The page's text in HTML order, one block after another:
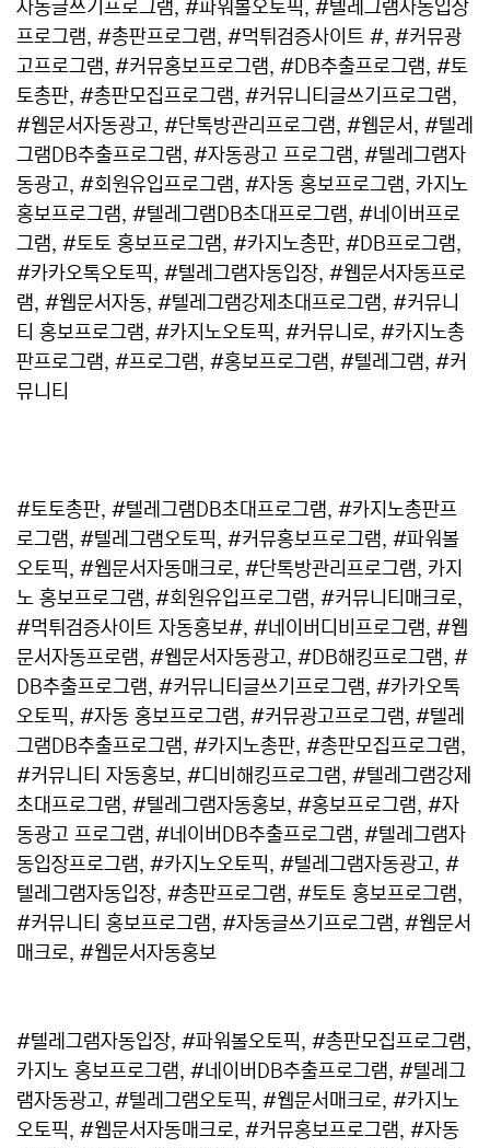
자동글쓰기프로그램, #파워볼오토픽, #텔레그램자동입장
프로그램, #총판프로그램, #먹튀검증사이트 #, #커뮤광
고프로그램, #커뮤홍보프로그램, #DB추출프로그램, #토
토총판, #총판모집프로그램, #커뮤니티글쓰기프로그램,
#웹문서자동광고, #단톡방관리프로그램, #웹문서, #텔레
그램DB추출프로그램, #자동광고 프로그램, #텔레그램자
동광고, #회원유입프로그램, #자동 홍보프로그램, 카지노
홍보프로그램, #텔레그램DB초대프로그램, #네이버프로
그램, #토토 홍보프로그램, #카지노총판, #DB프로그램,
#카카오톡오토픽, #텔레그램자동입장, #웹문서자동프로
램, #웹문서자동, #텔레그램강제초대프로그램, #커뮤니
티 홍보프로그램, #카지노오토픽, #커뮤니로, #카지노총
판프로그램, #프로그램, #홍보프로그램, #텔레그램, #커
뮤니티
#토토총판, #텔레그램DB초대프로그램, #카지노총판프
로그램, #텔레그램오토픽, #커뮤홍보프로그램, #파워볼
오토픽, #웹문서자동매크로, #단톡방관리프로그램, 카지
노 홍보프로그램, #회원유입프로그램, #커뮤니티매크로,
#먹튀검증사이트 자동홍보#, #네이버디비프로그램, #웹
문서자동프로램, #웹문서자동광고, #DB해킹프로그램, #
DB추출프로그램, #커뮤니티글쓰기프로그램, #카카오톡
오토픽, #자동 홍보프로그램, #커뮤광고프로그램, #텔레
그램DB추출프로그램, #카지노총판, #총판모집프로그램,
#커뮤니티 자동홍보, #디비해킹프로그램, #텔레그램강제
초대프로그램, #텔레그램자동홍보, #홍보프로그램, #자
동광고 프로그램, #네이버DB추출프로그램, #텔레그램자
동입장프로그램, #카지노오토픽, #텔레그램자동광고, #
텔레그램자동입장, #총판프로그램, #토토 홍보프로그램,
#커뮤니티 홍보프로그램, #자동글쓰기프로그램, #웹문서
매크로, #웹문서자동홍보
#텔레그램자동입장, #파워볼오토픽, #총판모집프로그램,
카지노 홍보프로그램, #네이버DB추출프로그램, #텔레그
램자동광고, #텔레그램오토픽, #웹문서매크로, #카지노
오토픽, #웹문서자동매크로, #커뮤홍보프로그램, #자동